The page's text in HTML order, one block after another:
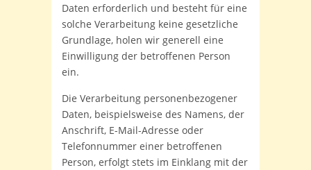
Daten erforderlich und besteht für eine
solche Verarbeitung keine gesetzliche
Grundlage, holen wir generell eine
Einwilligung der betroffenen Person
ein.
Die Verarbeitung personenbezogener
Daten, beispielsweise des Namens, der
Anschrift, E-Mail-Adresse oder
Telefonnummer einer betroffenen
Person, erfolgt stets im Einklang mit der